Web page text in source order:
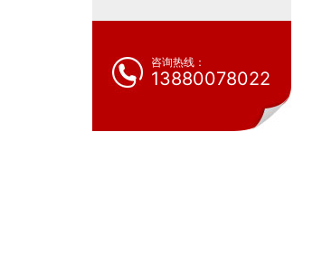
咨询热线：
13880078022